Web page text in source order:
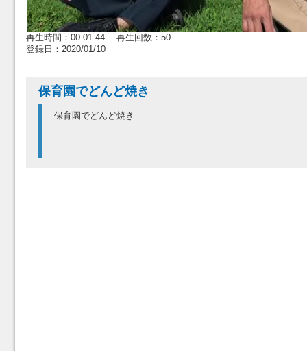
再生時間：00:01:44 再生回数：50
登録日：2020/01/10
保育園でどんど焼き
保育園でどんど焼き